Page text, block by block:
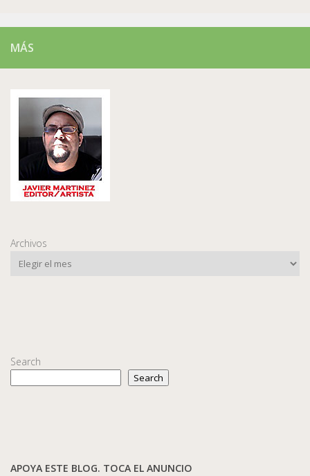
MÁS
Archivos
Search
Search
APOYA ESTE BLOG. TOCA EL ANUNCIO